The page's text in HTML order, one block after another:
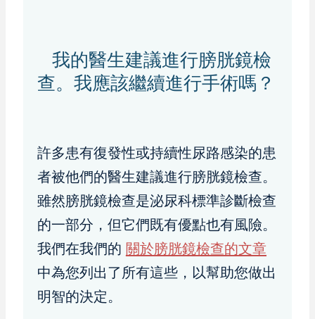
我的醫生建議進行膀胱鏡檢
查。我應該繼續進行手術嗎？
許多患有復發性或持續性尿路感染的患
者被他們的醫生建議進行膀胱鏡檢查。
雖然膀胱鏡檢查是泌尿科標準診斷檢查
的一部分，但它們既有優點也有風險。
我們在我們的 關於膀胱鏡檢查的文章
中為您列出了所有這些，以幫助您做出
明智的決定。